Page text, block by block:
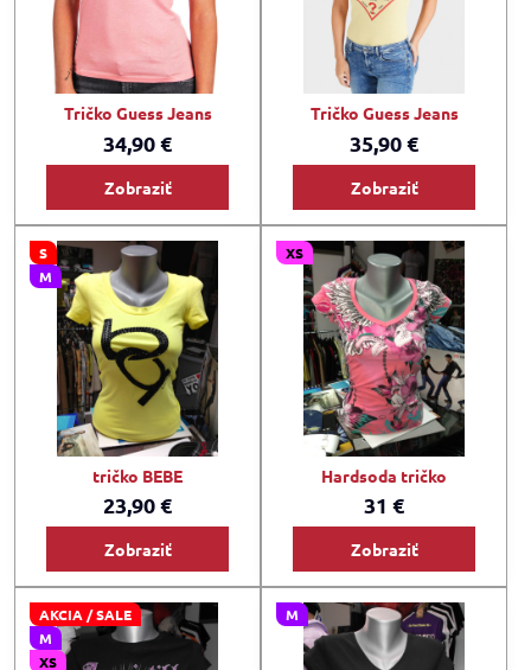
Tričko Guess Jeans
34,90 €
Zobraziť
Tričko Guess Jeans
35,90 €
Zobraziť
S
M
tričko BEBE
23,90 €
Zobraziť
XS
Hardsoda tričko
31 €
Zobraziť
AKCIA / SALE
M
XS
M